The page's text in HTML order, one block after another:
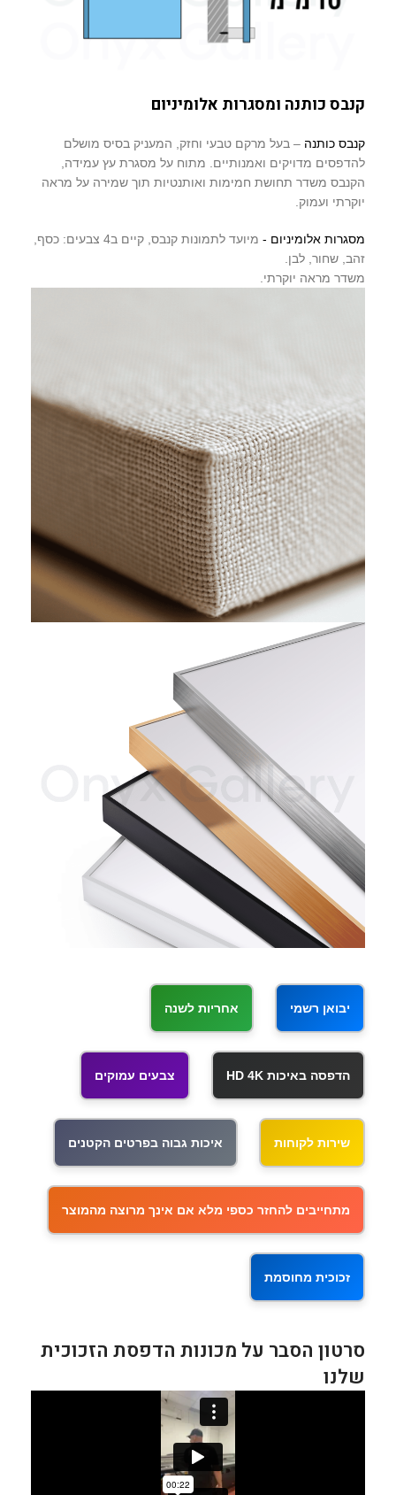
קנבס כותנה ומסגרות אלומיניום
קנבס כותנה – בעל מרקם טבעי וחזק, המעניק בסיס מושלם
להדפסים מדויקים ואמנותיים. מתוח על מסגרת עץ עמידה,
הקנבס משדר תחושת חמימות ואותנטיות תוך שמירה על מראה
יוקרתי ועמוק.
מסגרות אלומיניום -
מיועד לתמונות קנבס, קיים ב4 צבעים: כסף,
זהב, שחור, לבן.
משדר מראה יוקרתי.
יבואן רשמי אחריות לשנה
הדפסה באיכות HD 4K צבעים עמוקים
שירות לקוחות איכות גבוה בפרטים הקטנים
מתחייבים להחזר כספי מלא אם אינך מרוצה מהמוצר
זכוכית מחוסמת
סרטון הסבר על מכונות הדפסת הזכוכית
שלנו